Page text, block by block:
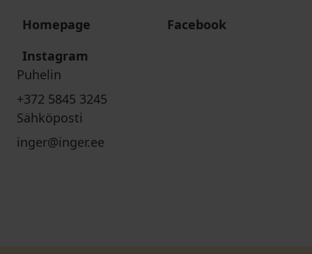
Homepage
Facebook
Instagram
Puhelin
+372 5845 3245
Sähköposti
inger@inger.ee